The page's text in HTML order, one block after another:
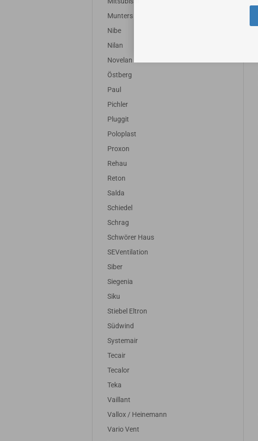
Munters
Nibe
Nilan
Novelan
Östberg
Paul
Pichler
Pluggit
Poloplast
Proxon
Rehau
Reton
Salda
Schiedel
Schrag
Schwörer Haus
SEVentilation
Siber
Siegenia
Siku
Stiebel Eltron
Südwind
Systemair
Tecair
Tecalor
Teka
Vaillant
Vallox / Heinemann
Vario Vent